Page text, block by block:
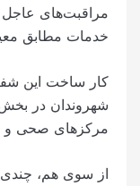
مراقبت‌های
خدمات مطابق
کار ساخت این
شهروندان در
مرکزهای صحی و
از سوی هم، چندی